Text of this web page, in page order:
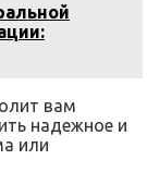
вам
надежное и
или